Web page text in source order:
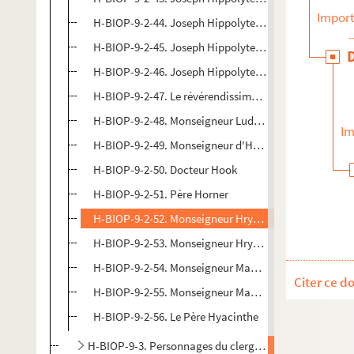
H-BIOP-9-2-44. Joseph Hippolyte, cardinal Guibert,
H-BIOP-9-2-45. Joseph Hippolyte, cardinal Guibert,
H-BIOP-9-2-46. Joseph Hippolyte, cardinal Guibert,
H-BIOP-9-2-47. Le révérendissime Guido de Cortone
H-BIOP-9-2-48. Monseigneur Ludwig Guyomard
H-BIOP-9-2-49. Monseigneur d'Herbomez
H-BIOP-9-2-50. Docteur Hook
H-BIOP-9-2-51. Père Horner
H-BIOP-9-2-52. Monseigneur Hryniewiecki, évêque
H-BIOP-9-2-53. Monseigneur Hryniewiecki, évêque
H-BIOP-9-2-54. Monseigneur Maurice d'Hulst, député
H-BIOP-9-2-55. Monseigneur Maurice d'Hulst, député
H-BIOP-9-2-56. Le Père Hyacinthe
H-BIOP-9-3. Personnages du clergé dont le nom
Citer ce